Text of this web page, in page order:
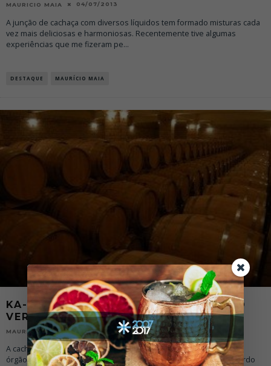
MAURICIO MAIA 04/07/2013
A junção de cachaça com diversos líquidos tem formado misturas cada
vez mais deliciosas e harmoniosas. Recentemente tive algumas
experiências que me fizeram pe...
DESTAQUE MAURÍCIO MAIA
KA-SHA-SA (OU CACHAÇA PRA GRINGO
VER)
MAURICIO MAIA 22/03/2013
A cachaça finalmente é reconhecida e toma seu devido lugar nos
órgãos americanos. O Congresso norte-americano aprovou o acordo